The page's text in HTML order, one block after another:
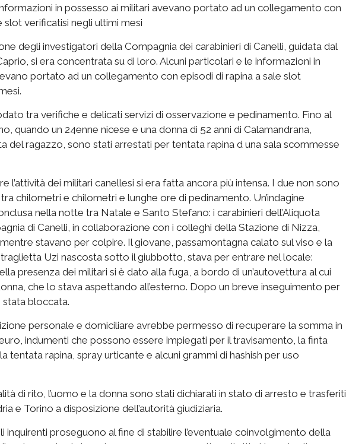
in possesso ai militari avevano portato ad un collegamento con
slot verificatisi negli ultimi mesi
degli investigatori della Compagnia dei carabinieri di Canelli, guidata dal
si era concentrata su di loro. Alcuni particolari e le informazioni in
portato ad un collegamento con episodi di rapina a sale slot
tra verifiche e delicati servizi di osservazione e pedinamento. Fino al
quando un 24enne nicese e una donna di 52 anni di Calamandrana,
del ragazzo, sono stati arrestati per tentata rapina d una sala scommesse
l’attività dei militari canellesi si era fatta ancora più intensa. I due non sono
chilometri e chilometri e lunghe ore di pedinamento. Un’indagine
nella notte tra Natale e Santo Stefano: i carabinieri dell’Aliquota
di Canelli, in collaborazione con i colleghi della Stazione di Nizza,
stavano per colpire. Il giovane, passamontagna calato sul viso e la
Uzi nascosta sotto il giubbotto, stava per entrare nel locale:
presenza dei militari si è dato alla fuga, a bordo di un’autovettura al cui
che lo stava aspettando all’esterno. Dopo un breve inseguimento per
stata bloccata.
personale e domiciliare avrebbe permesso di recuperare la somma in
indumenti che possono essere impiegati per il travisamento, la finta
tentata rapina, spray urticante e alcuni grammi di hashish per uso
di rito, l’uomo e la donna sono stati dichiarati in stato di arresto e trasferiti
e Torino a disposizione dell’autorità giudiziaria.
inquirenti proseguono al fine di stabilire l’eventuale coinvolgimento della